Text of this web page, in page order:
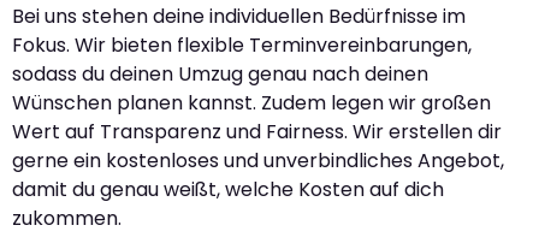
Bei uns stehen deine individuellen Bedürfnisse im
Fokus. Wir bieten flexible Terminvereinbarungen,
sodass du deinen Umzug genau nach deinen
Wünschen planen kannst. Zudem legen wir großen
Wert auf Transparenz und Fairness. Wir erstellen dir
gerne ein kostenloses und unverbindliches Angebot,
damit du genau weißt, welche Kosten auf dich
zukommen.